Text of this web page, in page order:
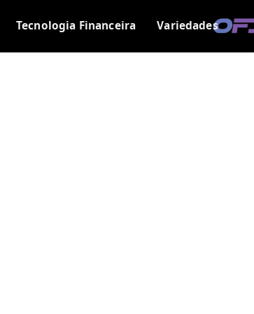
Tecnologia Financeira Variedades